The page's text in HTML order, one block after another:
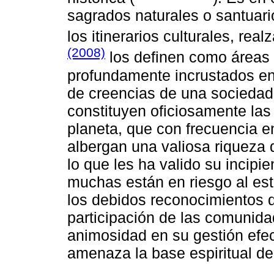
sagrados naturales o
los itinerarios culturales,
(2008) los definen como
profundamente incrustados
de creencias de una
constituyen oficiosamente
planeta, que con frecuencia
albergan una valiosa
lo que les ha valido su
muchas están en riesgo al
los debidos reconocimientos
participación de las
animosidad en su gestión
amenaza la base espiritual